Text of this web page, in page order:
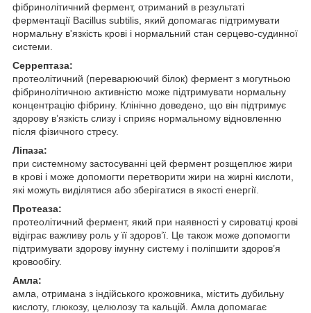
фібринолітичний фермент, отриманий в результаті
ферментації Bacillus subtilis, який допомагає підтримувати
нормальну в'язкість крові і нормальний стан серцево-судинної
системи.
Серрептаза:
протеолітичний (переварюючий білок) фермент з могутньою
фібринолітичною активністю може підтримувати нормальну
концентрацію фібрину. Клінічно доведено, що він підтримує
здорову в’язкість слизу і сприяє нормальному відновленню
після фізичного стресу.
Ліпаза:
при системному застосуванні цей фермент розщеплює жири
в крові і може допомогти перетворити жири на жирні кислоти,
які можуть виділятися або зберігатися в якості енергії.
Протеаза:
протеолітичний фермент, який при наявності у сироватці крові
відіграє важливу роль у її здоров’ї. Це також може допомогти
підтримувати здорову імунну систему і поліпшити здоров’я
кровообігу.
Амла:
амла, отримана з індійського крожовника, містить дубильну
кислоту, глюкозу, целюлозу та кальцій. Амла допомагає